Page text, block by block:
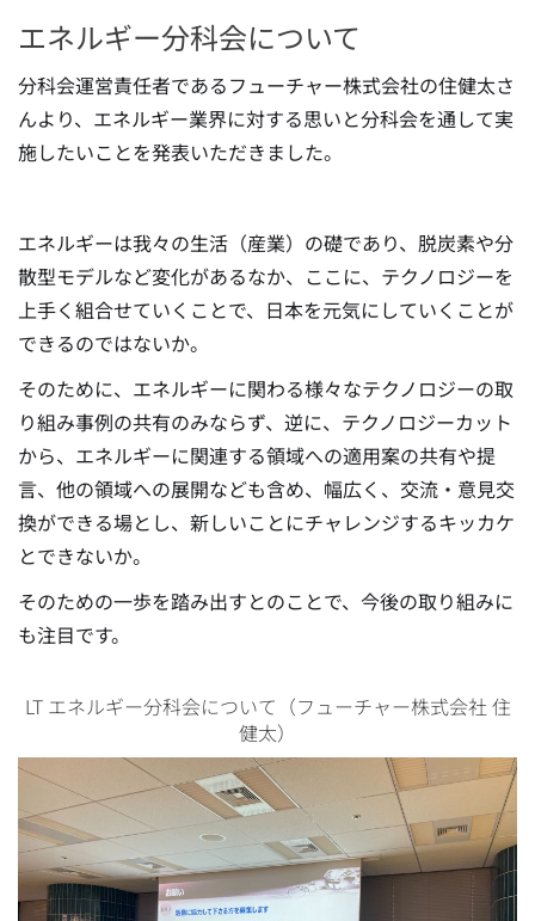
エネルギー分科会について
分科会運営責任者であるフューチャー株式会社の住健太さ
んより、エネルギー業界に対する思いと分科会を通して実
施したいことを発表いただきました。
エネルギーは我々の生活（産業）の礎であり、脱炭素や分
散型モデルなど変化があるなか、ここに、テクノロジーを
上手く組合せていくことで、日本を元気にしていくことが
できるのではないか。
そのために、エネルギーに関わる様々なテクノロジーの取
り組み事例の共有のみならず、逆に、テクノロジーカット
から、エネルギーに関連する領域への適用案の共有や提
言、他の領域への展開なども含め、幅広く、交流・意見交
換ができる場とし、新しいことにチャレンジするキッカケ
とできないか。
そのための一歩を踏み出すとのことで、今後の取り組みに
も注目です。
LT エネルギー分科会について（フューチャー株式会社 住
健太）